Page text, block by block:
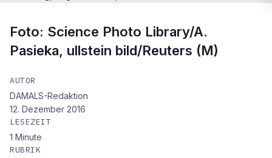
Hawking, Hightech-Ski, HIV
Foto: Science Photo Library/A.
Pasieka, ullstein bild/Reuters (M)
AUTOR
DAMALS-Redaktion
12. Dezember 2016
LESEZEIT
1 Minute
RUBRIK